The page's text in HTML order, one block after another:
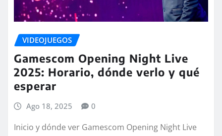
VIDEOJUEGOS
Gamescom Opening Night Live
2025: Horario, dónde verlo y qué
esperar
Ago 18, 2025 0
Inicio y dónde ver Gamescom Opening Night Live